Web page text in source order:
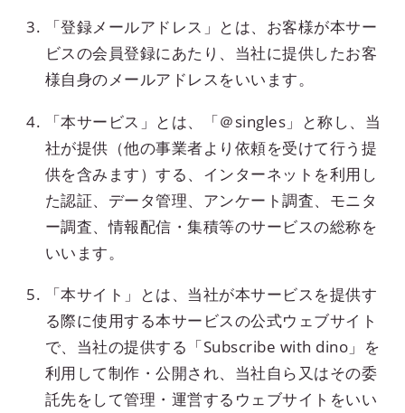
「登録メールアドレス」とは、お客様が本サー
ビスの会員登録にあたり、当社に提供したお客
様自身のメールアドレスをいいます。
「本サービス」とは、「＠singles」と称し、当
社が提供（他の事業者より依頼を受けて行う提
供を含みます）する、インターネットを利用し
た認証、データ管理、アンケート調査、モニタ
ー調査、情報配信・集積等のサービスの総称を
いいます。
「本サイト」とは、当社が本サービスを提供す
る際に使用する本サービスの公式ウェブサイト
で、当社の提供する「Subscribe with dino」を
利用して制作・公開され、当社自ら又はその委
託先をして管理・運営するウェブサイトをいい